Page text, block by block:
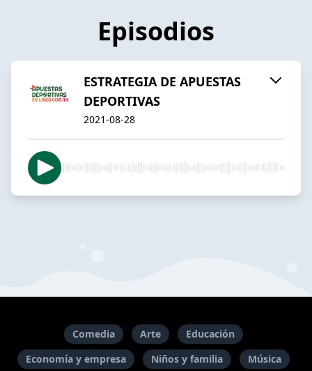
Episodios
ESTRATEGIA DE APUESTAS
DEPORTIVAS
2021-08-28
Comedia Arte
Educación
Economía y empresa
Niños y familia Música